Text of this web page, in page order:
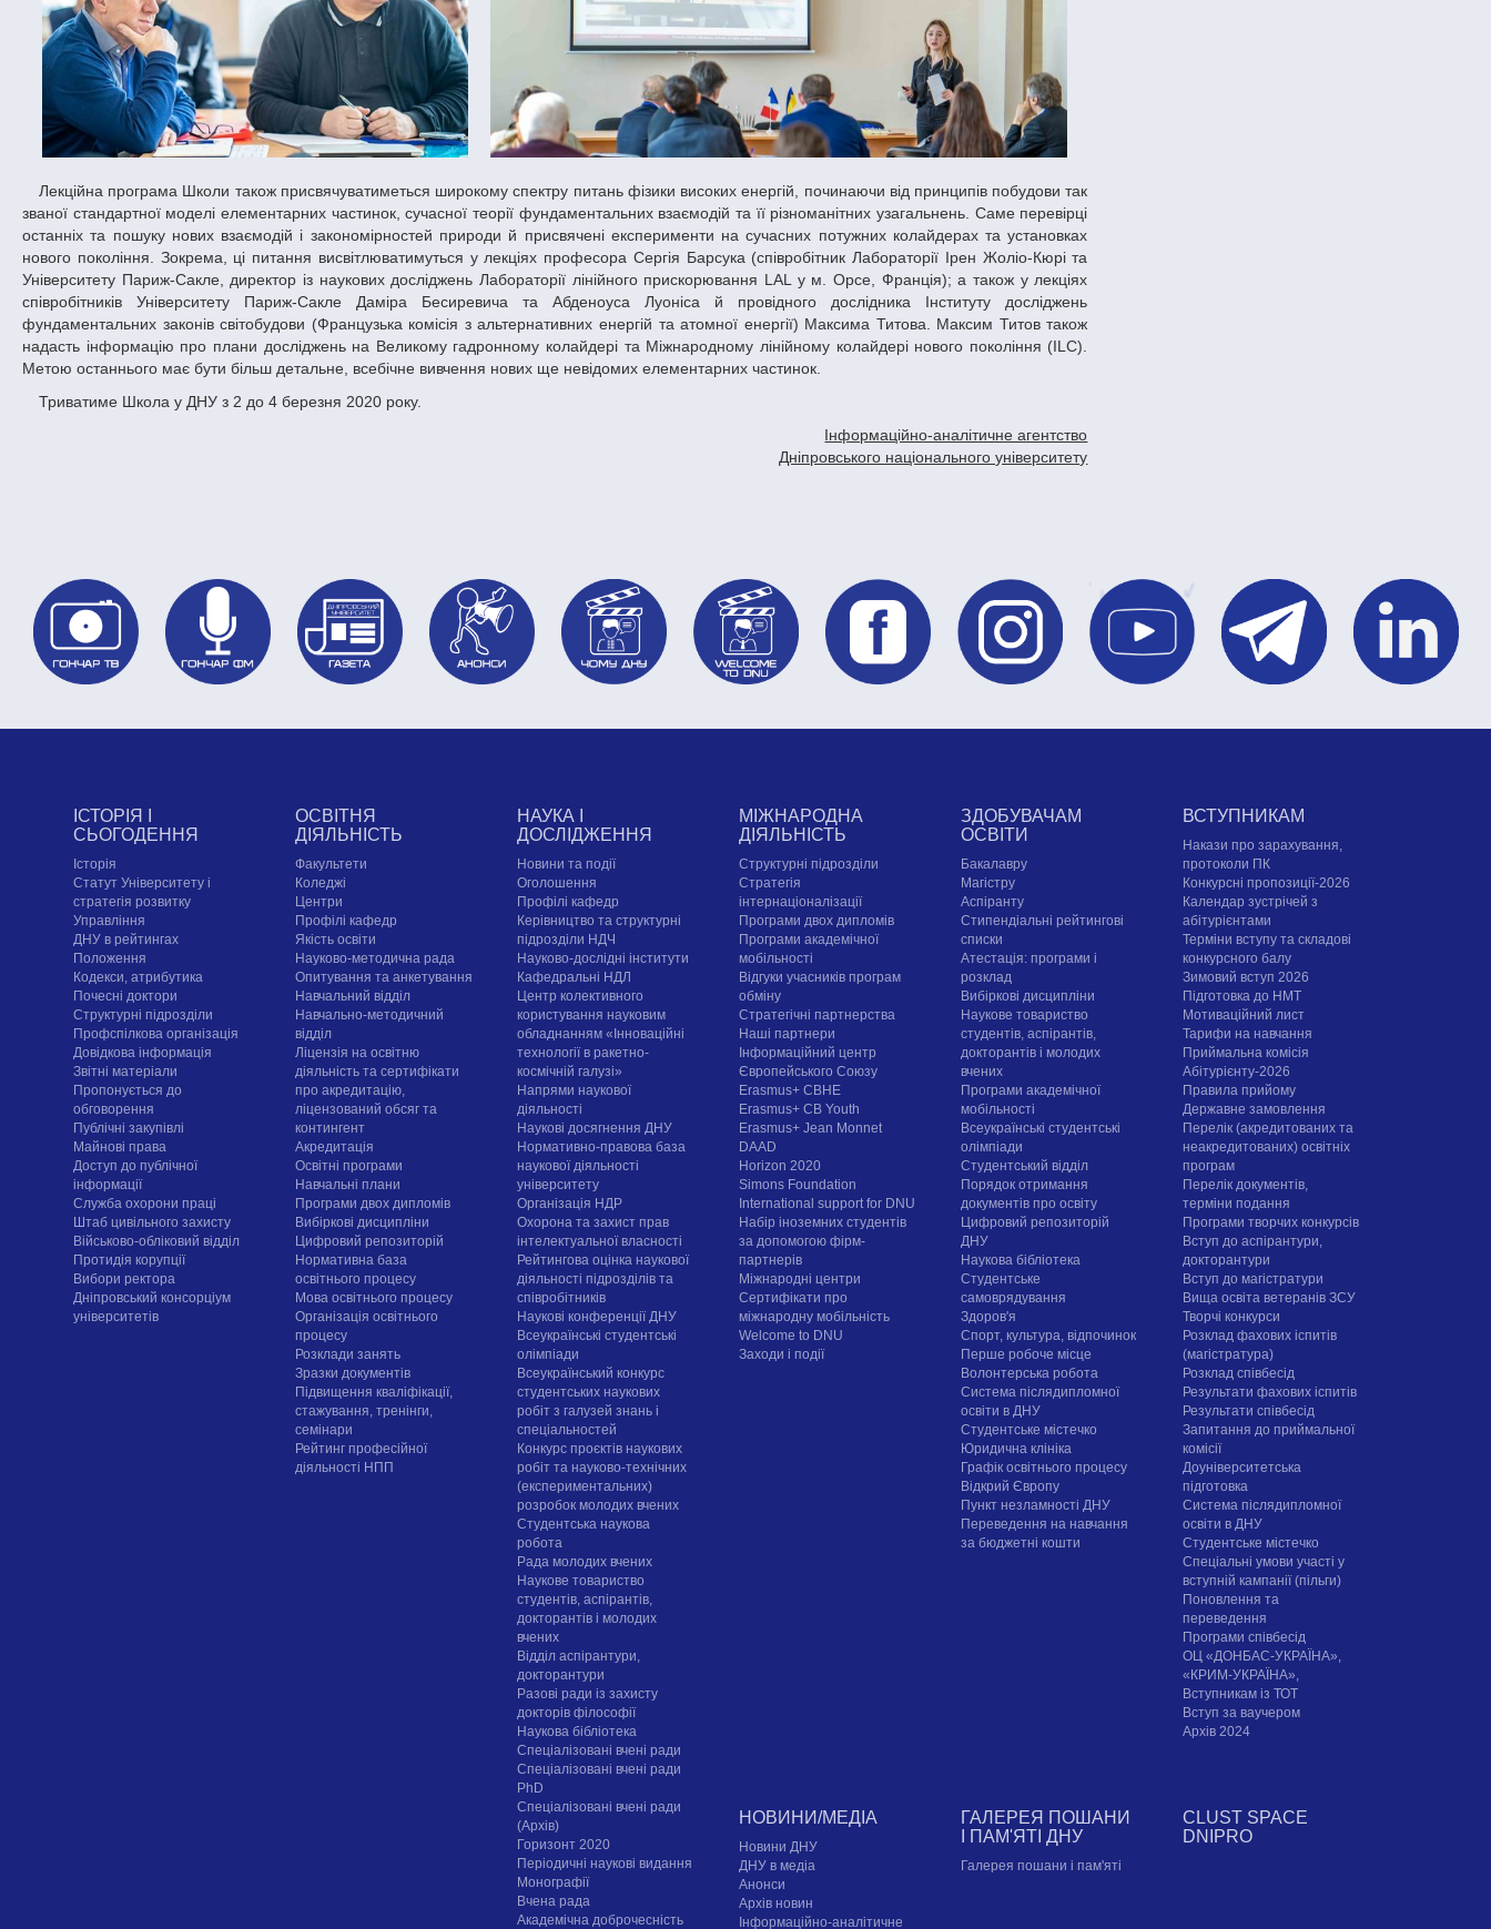
Лекційна програма Школи також присвячуватиметься широкому спектру питань фізики високих енергій, починаючи від принципів побудови так
званої стандартної моделі елементарних частинок, сучасної теорії фундаментальних взаємодій та її різноманітних узагальнень. Саме перевірці
останніх та пошуку нових взаємодій і закономірностей природи й присвячені експерименти на сучасних потужних колайдерах та установках
нового покоління. Зокрема, ці питання висвітлюватимуться у лекціях професора Сергія Барсука (співробітник Лабораторії Ірен Жоліо-Кюрі та
Університету Париж-Сакле, директор із наукових досліджень Лабораторії лінійного прискорювання LAL у м. Орсе, Франція); а також у лекціях
співробітників Університету Париж-Сакле Даміра Бесиревича та Абденоуса Луоніса й провідного дослідника Інституту досліджень
фундаментальних законів світобудови (Французька комісія з альтернативних енергій та атомної енергії) Максима Титова. Максим Титов також
надасть інформацію про плани досліджень на Великому гадронному колайдері та Міжнародному лінійному колайдері нового покоління (ILC).
Метою останнього має бути більш детальне, всебічне вивчення нових ще невідомих елементарних частинок.
Триватиме Школа у ДНУ з 2 до 4 березня 2020 року.
Інформаційно-аналітичне агентство
Дніпровського національного університету
ІСТОРІЯ І
СЬОГОДЕННЯ
Історія
Статут Університету і
стратегія розвитку
Управління
ДНУ в рейтингах
Положення
Кодекси, атрибутика
Почесні доктори
Структурні підрозділи
Профспілкова організація
Довідкова інформація
Звітні матеріали
Пропонується до
обговорення
Публічні закупівлі
Майнові права
Доступ до публічної
інформації
Служба охорони праці
Штаб цивільного захисту
Військово-обліковий відділ
Протидія корупції
Вибори ректора
Дніпровський консорціум
університетів
ОСВІТНЯ
ДІЯЛЬНІСТЬ
Факультети
Коледжі
Центри
Профілі кафедр
Якість освіти
Науково-методична рада
Опитування та анкетування
Навчальний відділ
Навчально-методичний
відділ
Ліцензія на освітню
діяльність та сертифікати
про акредитацію,
ліцензований обсяг та
контингент
Акредитація
Освітні програми
Навчальні плани
Програми двох дипломів
Вибіркові дисципліни
Цифровий репозиторій
Нормативна база
освітнього процесу
Мова освітнього процесу
Організація освітнього
процесу
Розклади занять
Зразки документів
Підвищення кваліфікації,
стажування, тренінги,
семінари
Рейтинг професійної
діяльності НПП
НАУКА І
ДОСЛІДЖЕННЯ
Новини та події
Оголошення
Профілі кафедр
Керівництво та структурні
підрозділи НДЧ
Науково-дослідні інститути
Кафедральні НДЛ
Центр колективного
користування науковим
обладнанням «Інноваційні
технології в ракетно-
космічній галузі»
Напрями наукової
діяльності
Наукові досягнення ДНУ
Нормативно-правова база
наукової діяльності
університету
Організація НДР
Охорона та захист прав
інтелектуальної власності
Рейтингова оцінка наукової
діяльності підрозділів та
співробітників
Наукові конференції ДНУ
Всеукраїнські студентські
олімпіади
Всеукраїнський конкурс
студентських наукових
робіт з галузей знань і
спеціальностей
Конкурс проєктів наукових
робіт та науково-технічних
(експериментальних)
розробок молодих вчених
Студентська наукова
робота
Рада молодих вчених
Наукове товариство
студентів, аспірантів,
докторантів і молодих
вчених
Відділ аспірантури,
докторантури
Разові ради із захисту
докторів філософії
Наукова бібліотека
Спеціалізовані вчені ради
Спеціалізовані вчені ради
PhD
Спеціалізовані вчені ради
(Архів)
Горизонт 2020
Періодичні наукові видання
Монографії
Вчена рада
Академічна доброчесність
МІЖНАРОДНА
ДІЯЛЬНІСТЬ
Структурні підрозділи
Стратегія
інтернаціоналізації
Програми двох дипломів
Програми академічної
мобільності
Відгуки учасників програм
обміну
Стратегічні партнерства
Наші партнери
Інформаційний центр
Європейського Союзу
Erasmus+ CBHE
Erasmus+ CB Youth
Erasmus+ Jean Monnet
DAAD
Horizon 2020
Simons Foundation
International support for DNU
Набір іноземних студентів
за допомогою фірм-
партнерів
Міжнародні центри
Сертифікати про
міжнародну мобільність
Welcome to DNU
Заходи і події
ЗДОБУВАЧАМ
ОСВІТИ
Бакалавру
Магістру
Аспіранту
Стипендіальні рейтингові
списки
Атестація: програми і
розклад
Вибіркові дисципліни
Наукове товариство
студентів, аспірантів,
докторантів і молодих
вчених
Програми академічної
мобільності
Всеукраїнські студентські
олімпіади
Студентський відділ
Порядок отримання
документів про освіту
Цифровий репозиторій
ДНУ
Наукова бібліотека
Студентське
самоврядування
Здоров'я
Спорт, культура, відпочинок
Перше робоче місце
Волонтерська робота
Система післядипломної
освіти в ДНУ
Cтудентське містечко
Юридична клініка
Графік освітнього процесу
Відкрий Європу
Пункт незламності ДНУ
Переведення на навчання
за бюджетні кошти
ВСТУПНИКАМ
Накази про зарахування,
протоколи ПК
Конкурсні пропозиції-2026
Календар зустрічей з
абітурієнтами
Терміни вступу та складові
конкурсного балу
Зимовий вступ 2026
Підготовка до НМТ
Мотиваційний лист
Тарифи на навчання
Приймальна комісія
Абітурієнту-2026
Правила прийому
Державне замовлення
Перелік (акредитованих та
неакредитованих) освітніх
програм
Перелік документів,
терміни подання
Програми творчих конкурсiв
Вступ до аспірантури,
докторантури
Вступ до магістратури
Вища освіта ветеранів ЗСУ
Творчі конкурси
Розклад фахових іспитів
(магістратура)
Розклад співбесід
Результати фахових іспитів
Результати співбесід
Запитання до приймальної
комісії
Доуніверситетська
підготовка
Система післядипломної
освіти в ДНУ
Cтудентське містечко
Спеціальні умови участі у
вступній кампанії (пільги)
Поновлення та
переведення
Програми співбесід
ОЦ «ДОНБАС-УКРАЇНА»,
«КРИМ-УКРАЇНА»,
Вступникам із ТОТ
Вступ за ваучером
Архів 2024
НОВИНИ/МЕДІА
Новини ДНУ
ДНУ в медіа
Анонси
Архів новин
Інформаційно-аналітичне
ГАЛЕРЕЯ ПОШАНИ
І ПАМ'ЯТІ ДНУ
Галерея пошани і пам'яті
CLUST SPACE
DNIPRO